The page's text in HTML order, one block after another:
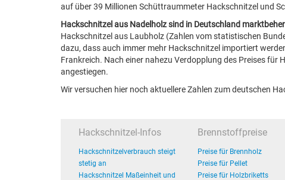
auf über 39 Millionen Schüttraummeter Hackschnitzel und
Hackschnitzel aus Nadelholz sind in Deutschland
Hackschnitzel aus Laubholz (Zahlen vom statistischen
dazu, dass auch immer mehr Hackschnitzel importiert
Frankreich. Nach einer nahezu Verdopplung des Preises für
angestiegen.
Wir versuchen hier noch aktuellere Zahlen zum deutschen
Hackschnitzel-Infos
Hackschnitzelverbrauch steigt
stetig an
Hackschnitzel Maßeinheit und
Brennstoffpreise
Preise für Brennholz
Preise für Pellet
Preise für Holzbriketts